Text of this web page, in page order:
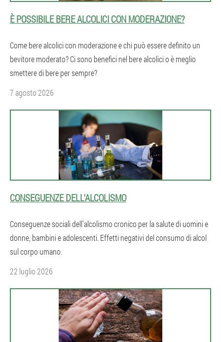
È POSSIBILE BERE ALCOLICI CON MODERAZIONE?
Come bere alcolici con moderazione e chi può essere definito un
bevitore moderato? Ci sono benefici nel bere alcolici o è meglio
smettere di bere per sempre?
7 agosto 2026
CONSEGUENZE DELL'ALCOLISMO
Conseguenze sociali dell'alcolismo cronico per la salute di uomini e
donne, bambini e adolescenti. Effetti negativi del consumo di alcol
sul corpo umano.
22 luglio 2026